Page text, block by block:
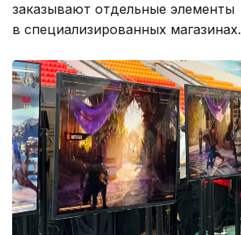
заказывают отдельные элементы
в специализированных магазинах.